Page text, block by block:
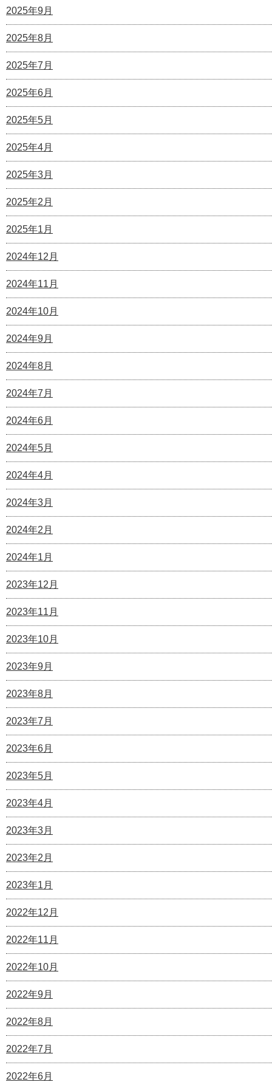
2025年9月
2025年8月
2025年7月
2025年6月
2025年5月
2025年4月
2025年3月
2025年2月
2025年1月
2024年12月
2024年11月
2024年10月
2024年9月
2024年8月
2024年7月
2024年6月
2024年5月
2024年4月
2024年3月
2024年2月
2024年1月
2023年12月
2023年11月
2023年10月
2023年9月
2023年8月
2023年7月
2023年6月
2023年5月
2023年4月
2023年3月
2023年2月
2023年1月
2022年12月
2022年11月
2022年10月
2022年9月
2022年8月
2022年7月
2022年6月